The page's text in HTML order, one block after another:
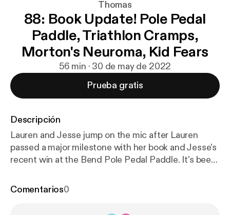
Thomas
88: Book Update! Pole Pedal
Paddle, Triathlon Cramps,
Morton's Neuroma, Kid Fears
56 min · 30 de may de 2022
Prueba gratis
Descripción
Lauren and Jesse jump on the mic after Lauren
passed a major milestone with her book and Jesse's
recent win at the Bend Pole Pedal Paddle. It's been
WPL duo answer some tasty bites about board
Comentarios0